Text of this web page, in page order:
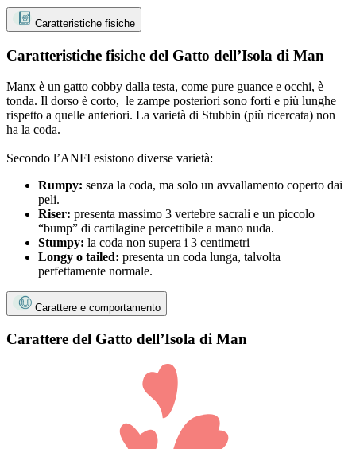
Caratteristiche fisiche
Caratteristiche fisiche del Gatto dell’Isola di Man
Manx è un gatto cobby dalla testa, come pure guance e occhi, è
tonda. Il dorso è corto, le zampe posteriori sono forti e più lunghe
rispetto a quelle anteriori. La varietà di Stubbin (più ricercata) non
ha la coda.
Secondo l’ANFI esistono diverse varietà:
Rumpy: senza la coda, ma solo un avvallamento coperto dai
peli.
Riser: presenta massimo 3 vertebre sacrali e un piccolo
“bump” di cartilagine percettibile a mano nuda.
Stumpy: la coda non supera i 3 centimetri
Longy o tailed: presenta un coda lunga, talvolta
perfettamente normale.
Carattere e comportamento
Carattere del Gatto dell’Isola di Man